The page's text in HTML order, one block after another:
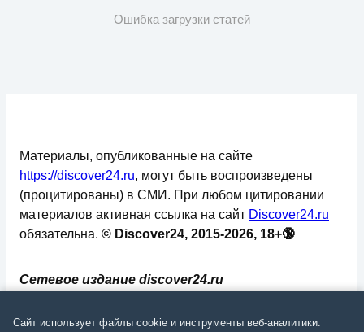
Ошибка загрузки статей
Сетевое издание discover24.ru
надзору в сфере связи, информационных
Материалы, опубликованные на сайте
https://discover24.ru, могут быть воспроизведены
(процитированы) в СМИ. При любом цитировании
материалов активная ссылка на сайт Discover24.ru
обязательна. © Discover24, 2015-2026, 18+🔞
Сайт использует файлы cookie и инструменты веб-аналитики.